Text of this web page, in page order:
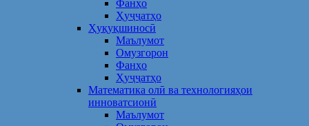
Фанҳо
Ҳуҷҷатҳо
Ҳуқуқшиносӣ
Маълумот
Омузгорон
Фанҳо
Ҳуҷҷатҳо
Математика олӣ ва технологияҳои
инноватсионӣ
Маълумот